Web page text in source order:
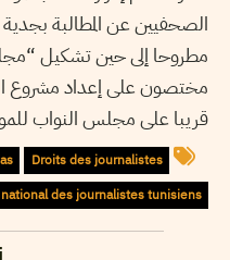
الصحفيين عن المطالبة
مطروحا إلى حين تشكيل
مختصون على إعداد مشروع
قريبا على مجلس النواب
Droits des journalistes
des journalistes tunisiens